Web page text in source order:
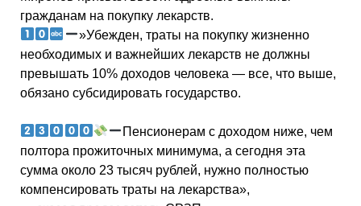
гражданам на покупку лекарств.
»Убежден, траты на покупку жизненно
необходимых и важнейших лекарств не должны
превышать 10% доходов человека — все, что выше,
обязано субсидировать государство.
Пенсионерам с доходом ниже, чем
полтора прожиточных минимума, а сегодня эта
сумма около 23 тысяч рублей, нужно полностью
компенсировать траты на лекарства»,